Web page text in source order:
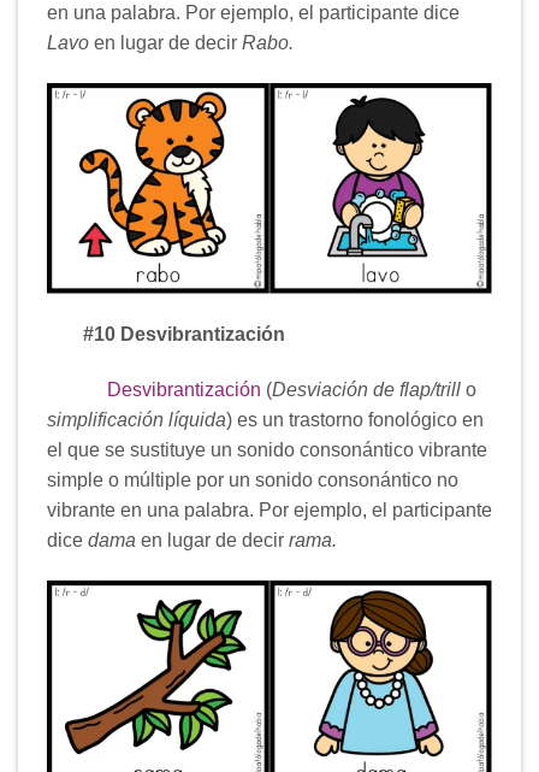
en una palabra. Por ejemplo, el participante dice
Lavo en lugar de decir Rabo.
#10 Desvibrantización
Desvibrantización (Desviación de flap/trill o
simplificación líquida) es un trastorno fonológico en
el que se sustituye un sonido consonántico vibrante
simple o múltiple por un sonido consonántico no
vibrante en una palabra. Por ejemplo, el participante
dice dama en lugar de decir rama.